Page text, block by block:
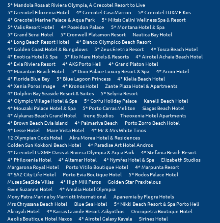
Πύργος
Ρ
Ρέθυμνο
Ρίο
Ρόδος
Σ
Σαλαμίνα
Σαμοθράκη
Σάμος
Σαντορίνη
Σέριφος
5* Mandola Rosa at Riviera Olympia, A Grecotel Resort to Live
5* Grecotel Filoxenia Hotel
4* Grecotel Casa Marron
5* Grecotel LUXME Kos
4* Grecotel Marine Palace & Aqua Park
5* Mitsis Galini Wellness Spa & Resort
5* Valis Resort Hotel
4* Poseidon Palace
5* Montana Hotel & Spa
5* Grand Serai Hotel
5* Cronwell Platamon Resort
Nautica Bay Hotel
4* Long Beach Resort Hotel
4* Bianco Olympico Beach Resort
4* Golden Coast Hotel & Bungalows
5* Zeus Eretria Resort
4* Tosca Beach Hotel
4* Exotica Hotel & Spa
5* Ilio Mare Hotels & Resorts
4* Airotel Achaia Beach Hotel
4* Evia Riviera Resort
4* AKS Porto Heli
4* Grand Platon Hotel
4* Maranton Beach Hotel
5* Dion Palace Luxury Resort & Spa
4* Arion Hotel
4* Florida Blue Bay
5* Blue Lagoon Princess
4* Klelia Beach Hotel
4* Xenia Poros Image
4* Kronos Hotel
Zante Plaza Hotel & Apartments
4* Dolphin Bay Seaside Resort & Suites
5* Selyria Resort
4* Olympic Village Hotel & Spa
5* Corfu Holiday Palace
Kanelli Beach Hotel
4* Mouzaki Palace Hotel & Spa
5* Porto Carras Meliton
Siagas Beach Hotel
4* Alykanas Beach Grand Hotel
Irene Studios
Theoxenia Hotel Apartments
4* Brown Beach Evia Island
4* Palmariva Beach
Porto Zorro Beach Hotel
4* Lesse Hotel
Mare Vista Hotel
4* Mr & Mrs White Tinos
12 Olympian Gods Hotel
Akra Morea Hotel & Residences
Golden Sun Kokkoni Beach Hotel
4* Paradise Art Hotel Andros
4* Grecotel LUXME Oasis at Riviera Olympia & Aqua Park
4* Stefania Beach Resort
4* Philoxenia Hotel
4* Altamar Hotel 4* Nymfes Hotel & Spa
Elizabeth Studios
Margarona Royal Hotel
Porto Vitilo Boutique Hotel
4* Marpunta Resort
4* SAZ City Life Hotel
Porto Evia Boutique Hotel
5* Rodos Palace Hotel
Muses SeaSide Villas
4* High Mill Paros
Golden Star Praxitelous
Favie Suzanne Hotel
4* Amalia Hotel Olympia
Moxy Patra Marina by Marriott International
Apanemia by Flegra Hotels
Mrs Chryssana Beach Hotel
Blue Sea Hotel
5* Nikki Beach Resort & Spa Porto Heli
Akroyali Hotel
4* Karras Grande Resort Zakynthos
Oniropetra Boutique Hotel
Aeolis Boutique Hotel Naxos
4* Airotel Galaxy Kavala
Sirines Hotel